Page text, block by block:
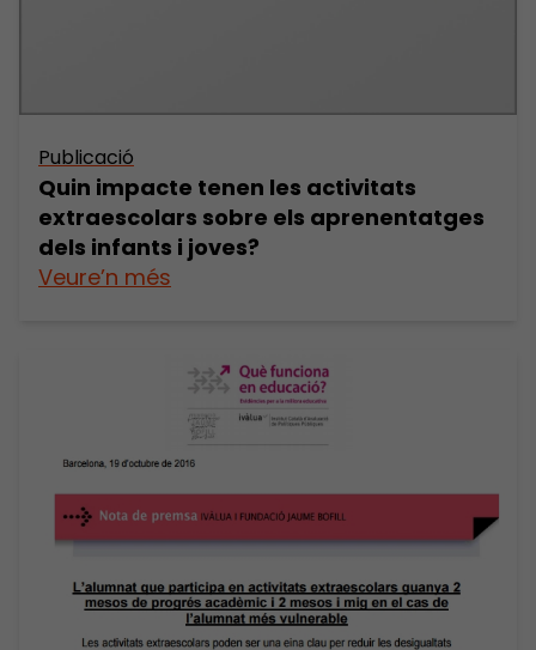
Publicació
Quin impacte tenen les activitats
extraescolars sobre els aprenentatges
dels infants i joves?
Veure’n més